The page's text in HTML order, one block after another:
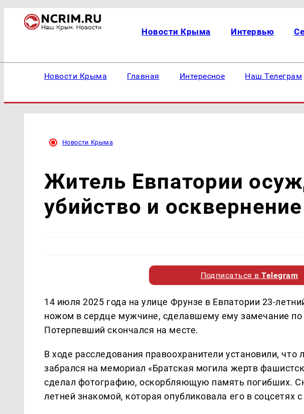
Новости Крыма Интервью
Новости Крыма Главная Интересное Наш Телеграм
Новости Крыма
Житель Евпатории
убийство и
Подписаться вTelegram
14 июля 2025 года на улице Фрунзе в Евпатории 23-
ножом в сердце мужчине, сделавшему ему замечание по
Потерпевший скончался на месте.
В ходе расследования правоохранители установили, что
забрался на мемориал «Братская могила жертв
сделал фотографию, оскорбляющую память погибших.
летней знакомой, которая опубликовала его в соцсетях